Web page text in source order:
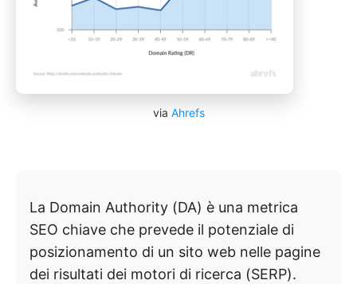
via Ahrefs
La Domain Authority (DA) è una metrica
SEO chiave che prevede il potenziale di
posizionamento di un sito web nelle pagine
dei risultati dei motori di ricerca (SERP).